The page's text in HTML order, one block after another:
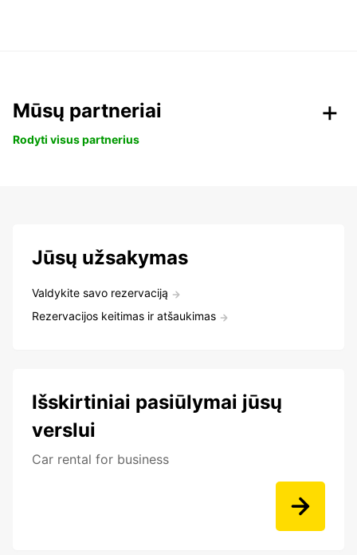
Mūsų partneriai
Rodyti visus partnerius
Jūsų užsakymas
Valdykite savo rezervaciją
Rezervacijos keitimas ir atšaukimas
Išskirtiniai pasiūlymai jūsų
verslui
Car rental for business